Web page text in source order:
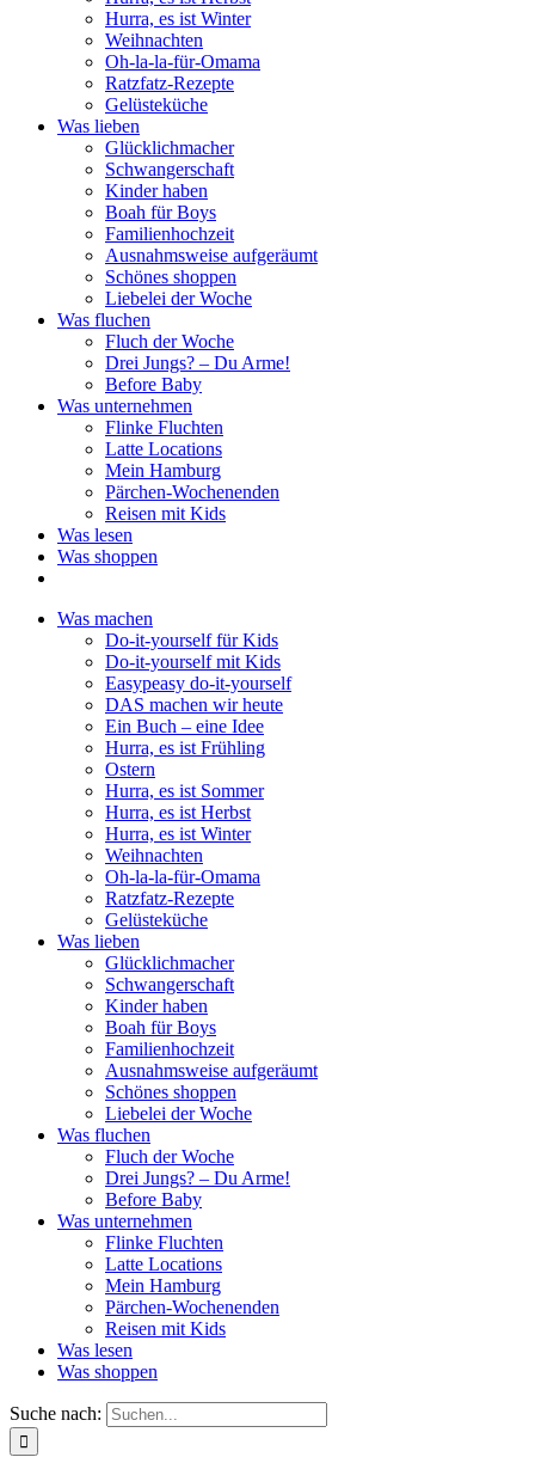
Hurra, es ist Winter
Weihnachten
Oh-la-la-für-Omama
Ratzfatz-Rezepte
Gelüsteküche
Was lieben
Glücklichmacher
Schwangerschaft
Kinder haben
Boah für Boys
Familienhochzeit
Ausnahmsweise aufgeräumt
Schönes shoppen
Liebelei der Woche
Was fluchen
Fluch der Woche
Drei Jungs? – Du Arme!
Before Baby
Was unternehmen
Flinke Fluchten
Latte Locations
Mein Hamburg
Pärchen-Wochenenden
Reisen mit Kids
Was lesen
Was shoppen
Was machen
Do-it-yourself für Kids
Do-it-yourself mit Kids
Easypeasy do-it-yourself
DAS machen wir heute
Ein Buch – eine Idee
Hurra, es ist Frühling
Ostern
Hurra, es ist Sommer
Hurra, es ist Herbst
Hurra, es ist Winter
Weihnachten
Oh-la-la-für-Omama
Ratzfatz-Rezepte
Gelüsteküche
Was lieben
Glücklichmacher
Schwangerschaft
Kinder haben
Boah für Boys
Familienhochzeit
Ausnahmsweise aufgeräumt
Schönes shoppen
Liebelei der Woche
Was fluchen
Fluch der Woche
Drei Jungs? – Du Arme!
Before Baby
Was unternehmen
Flinke Fluchten
Latte Locations
Mein Hamburg
Pärchen-Wochenenden
Reisen mit Kids
Was lesen
Was shoppen
Suche nach: